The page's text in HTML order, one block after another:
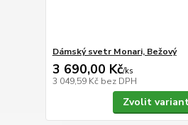
Dámský svetr Monari, Bežový
3 690,00 Kč/ks
3 049,59 Kč bez DPH
Zvolit